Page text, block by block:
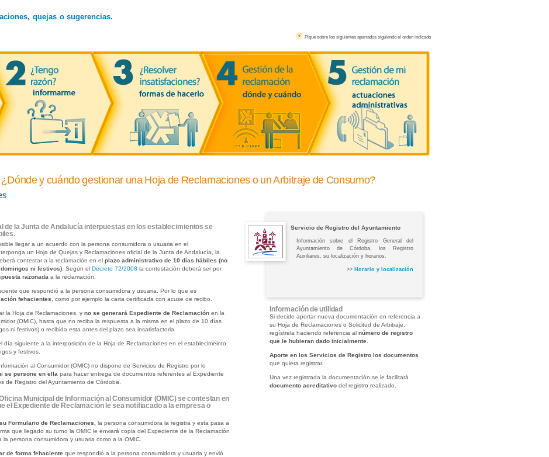
quejas o sugerencias.
Pique sobre los siguientes apartados siguiendo el orden indicado
y cuándo gestionar una Hoja de Reclamaciones o un Arbitraje de Consumo?
de la Junta de Andalucía interpuestas en los establecimientos se
llegar a un acuerdo con la persona consumidora o usuaria en el
un Hoja de Quejas y Reclamaciones oficial de la Junta de Andalucía, la
contestar a la reclamación en el plazo administrativo de 10 días hábiles (no
ni festivos). Según el Decreto 72/2008 la contestación deberá ser por
razonada a la reclamación.
que respondió a la persona consumidora y usuaria. Por lo que es
fehacientes , como por ejemplo la carta certificada con acuse de recibo.
la Hoja de Reclamaciones, y no se generará Expediente de Reclamaciónen la
(OMIC), hasta que no reciba la respuesta a la misma en el plazo de 10 días
ni festivos) o recibida esta antes del plazo sea insatisfactoria.
día siguiente a la interposición de la Hoja de Reclamaciones en el establecimeinto.
y festivos.
al Consumidor (OMIC) no dispone de Servicios de Registro por lo
se persone en ella para hacer entrega de documentos referentes al Expediente
de Registro del Ayuntamiento de Córdoba.
Municipal de Información al Consumidor (OMIC) se contestan en
el Expediente de Reclamación le sea notifiacado a la empresa o
Formulario de Reclamaciones,
la persona consumidora la registra y esta pasa a
que llegado su turno la OMIC le enviará copia del Expediente de la Reclamación
persona consumidora y usuaria como a la OMIC.
de forma fehacienteque respondió a la persona consumidora y usuaria y envió
Servicio de Registro del Ayuntamiento
Información sobre el Registro General del
Ayuntamiento de Córdoba, los Registro
Auxiliares, su localización y horarios.
>> Horario y localización
Información de utilidad
Si decide aportar nueva documentación en referencia a
su Hoja de Reclamaciones o Solicitud de Arbitraje,
regístrela haciendo referencia al número de registro
que le hubieran dado inicialmente.
Aporte en los Servicios de Registro los documentos
que quiera registrar.
Una vez registrada la documentación se le facilitará
documento acreditativodel registro realizado.